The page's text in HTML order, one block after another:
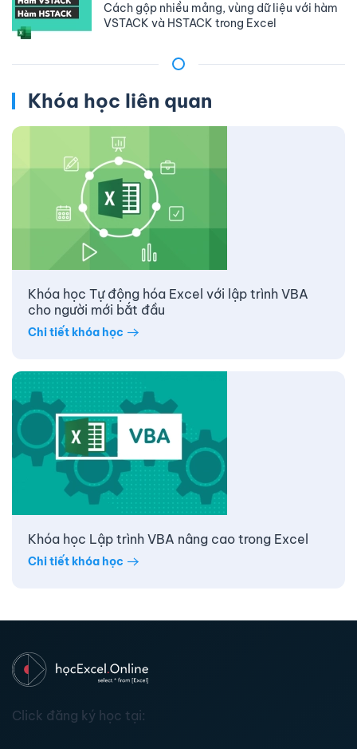
Cách gộp nhiều mảng, vùng dữ liệu với hàm
VSTACK và HSTACK trong Excel
Khóa học liên quan
Khóa học Tự động hóa Excel với lập trình VBA
cho người mới bắt đầu
Chi tiết khóa học
Khóa học Lập trình VBA nâng cao trong Excel
Chi tiết khóa học
Click đăng ký học tại: